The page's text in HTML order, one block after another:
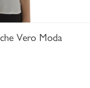
Vero Moda